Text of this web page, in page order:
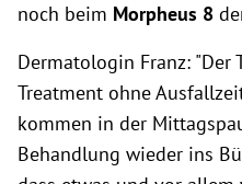
noch beim Morpheus 8
Dermatologin Franz: "Der
Treatment ohne
kommen in der
Behandlung wieder ins